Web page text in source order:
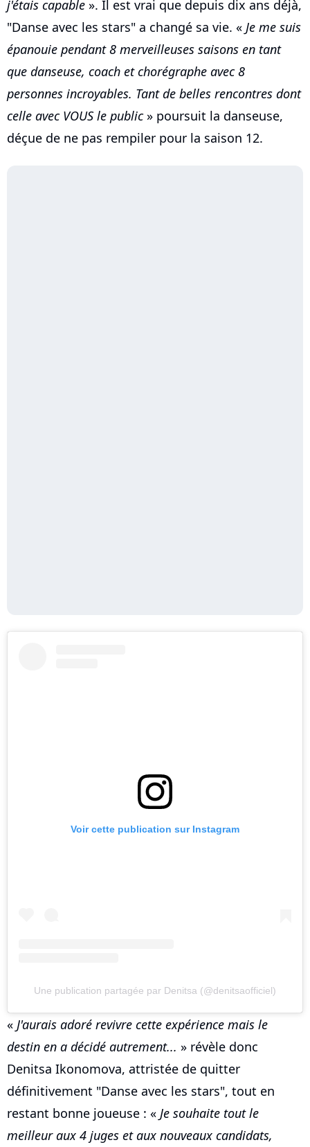
j'étais capable ». Il est vrai que depuis dix ans déjà,
"Danse avec les stars" a changé sa vie. « Je me suis
épanouie pendant 8 merveilleuses saisons en tant
que danseuse, coach et chorégraphe avec 8
personnes incroyables. Tant de belles rencontres dont
celle avec VOUS le public» poursuit la danseuse,
déçue de ne pas rempiler pour la saison 12.
Voir cette publication sur Instagram
Une publication partagée par Denitsa (@denitsaofficiel)
« J'aurais adoré revivre cette expérience mais le
destin en a décidé autrement... » révèle donc
Denitsa Ikonomova, attristée de quitter
définitivement "Danse avec les stars", tout en
restant bonne joueuse : « Je souhaite tout le
meilleur aux 4 juges et aux nouveaux candidats,